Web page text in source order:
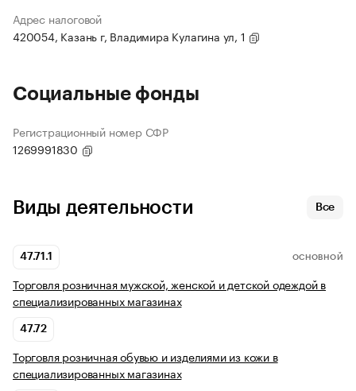
Адрес налоговой
420054, Казань г, Владимира Кулагина ул, 1
Социальные фонды
Регистрационный номер СФР
1269991830
Виды деятельности Все
47.71.1 ОСНОВНОЙ
Торговля розничная мужской, женской и детской одеждой в
специализированных магазинах
47.72
Торговля розничная обувью и изделиями из кожи в
специализированных магазинах